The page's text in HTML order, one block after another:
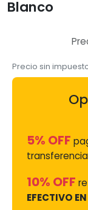
Blanco
Precio sin
5% OFF
10% OFF
EFECTIVO